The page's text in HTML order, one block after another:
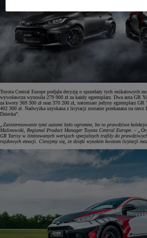
Toyota Central Europe podjęła decyzję o sprzedaży tych unikatowych
wywoławcza wynosiła 279 900 zł za każdy egzemplarz. Dwa auta GR
za kwoty 369 300 zł oraz 370 200 zł, natomiast jedyny egzemplarz GR
402 300 zł. Nadwyżka uzyskana z licytacji zostanie przekazana na
Dziecka”.
„Zainteresowanie tymi autami było ogromne, bo to prawdziwe
Malinowski, Regional Product Manager Toyota Central Europe. –
GR Yarisy w limitowanych wersjach specjalnych trafiły do
rajdowych emocji. Cieszymy się, że dzięki wysokim kwotom licytacji